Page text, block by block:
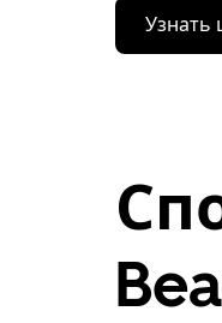
Нажмите
стрелку
вниз,
выбрать
дату.
Чтобы
календарь,
нажмите
Узнать